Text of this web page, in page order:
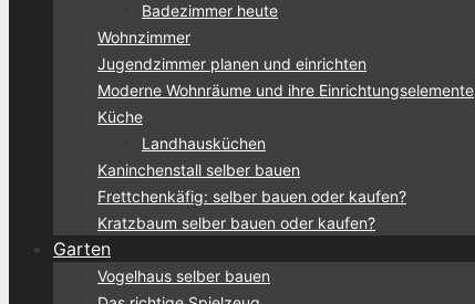
Badezimmer heute
Wohnzimmer
Jugendzimmer planen und einrichten
Moderne Wohnräume und ihre Einrichtungselemente
Küche
Landhausküchen
Kaninchenstall selber bauen
Frettchenkäfig: selber bauen oder kaufen?
Kratzbaum selber bauen oder kaufen?
Garten
Vogelhaus selber bauen